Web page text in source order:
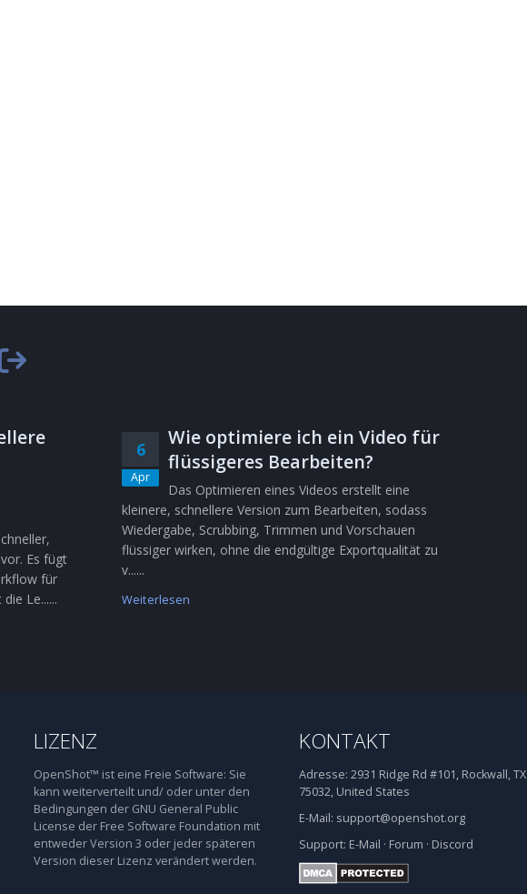
Es fügt
für
Le......
6
Apr
Wie optimiere ich ein Video für
flüssigeres Bearbeiten?
Das Optimieren eines Videos erstellt eine
kleinere, schnellere Version zum Bearbeiten, sodass
Wiedergabe, Scrubbing, Trimmen und Vorschauen
flüssiger wirken, ohne die endgültige Exportqualität zu
v......
Weiterlesen
LIZENZ
OpenShot™ ist eine Freie Software: Sie
kann weiterverteilt und/ oder unter den
Bedingungen der GNU General Public
License der Free Software Foundation mit
entweder Version 3 oder jeder späteren
Version dieser Lizenz verändert werden.
KONTAKT
Adresse: 2931 Ridge Rd #101, Rockwall, TX
75032, United States
E-Mail: support@openshot.org
Support: E-Mail · Forum · Discord